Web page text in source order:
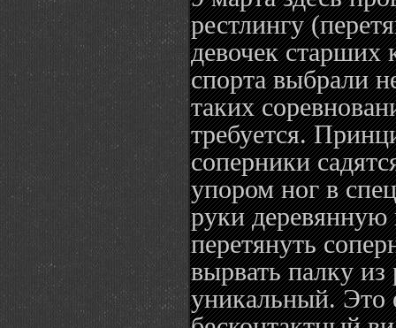
рестлингу
девочек старших
спорта выбрали
таких
требуется.
соперники
упором ног в
руки деревянную
перетянуть
вырвать палку
уникальный. Это